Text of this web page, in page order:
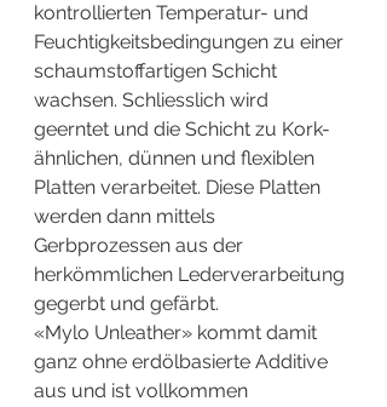
kontrollierten Temperatur- und
Feuchtigkeitsbedingungen zu einer
schaumstoffartigen Schicht
wachsen. Schliesslich wird
geerntet und die Schicht zu Kork-
ähnlichen, dünnen und flexiblen
Platten verarbeitet. Diese Platten
werden dann mittels
Gerbprozessen aus der
herkömmlichen Lederverarbeitung
gegerbt und gefärbt.
«Mylo Unleather» kommt damit
ganz ohne erdölbasierte Additive
aus und ist vollkommen